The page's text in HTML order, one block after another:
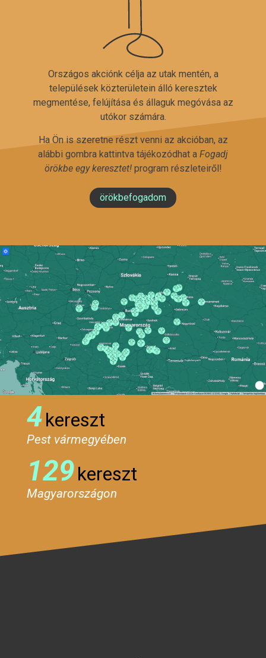
Országos akciónk célja az utak mentén, a
települések közterületein álló keresztek
megmentése, felújítása és állaguk megóvása az
utókor számára.
Ha Ön is szeretne részt venni az akcióban, az
alábbi gombra kattintva tájékozódhat a Fogadj
örökbe egy keresztet!program részleteiről!
örökbefogadom
4kereszt
Pest vármegyében
129kereszt
Magyarországon